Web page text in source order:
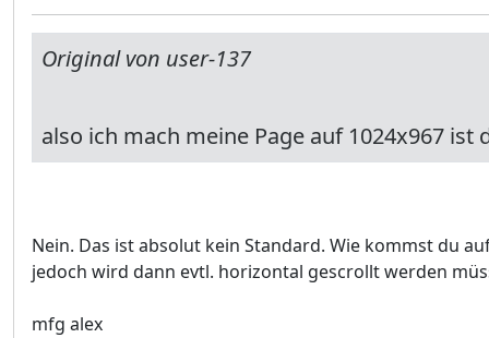
Original von user-137
also ich mach meine Page auf 1024x967
Nein. Das ist absolut kein Standard. Wie kommst du
jedoch wird dann evtl. horizontal gescrollt werden
mfg alex